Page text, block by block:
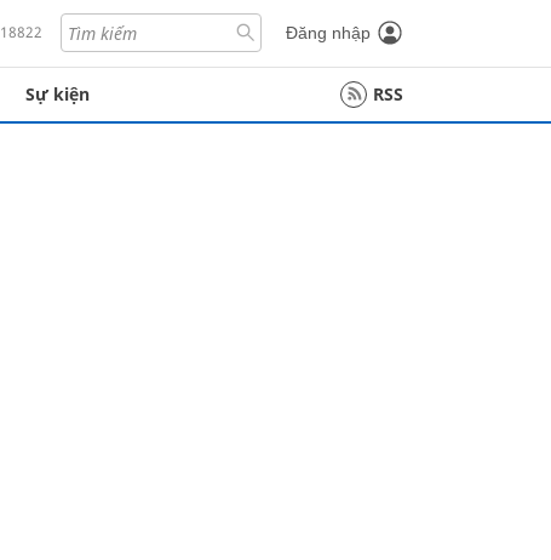
Đăng nhập
Sự kiện RSS